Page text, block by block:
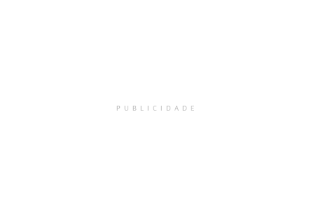
PUBLICIDADE